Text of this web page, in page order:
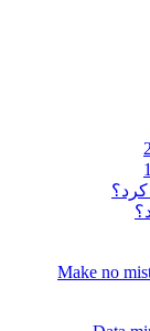
Make no